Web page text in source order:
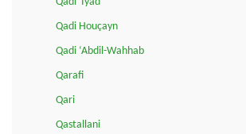
Qadi Houçayn
Qadi ‘Abdil-Wahhab
Qarafi
Qari
Qastallani